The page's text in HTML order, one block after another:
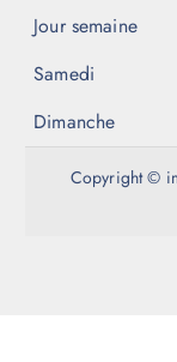
Jour semaine
Samedi
Dimanche
Copyright ©